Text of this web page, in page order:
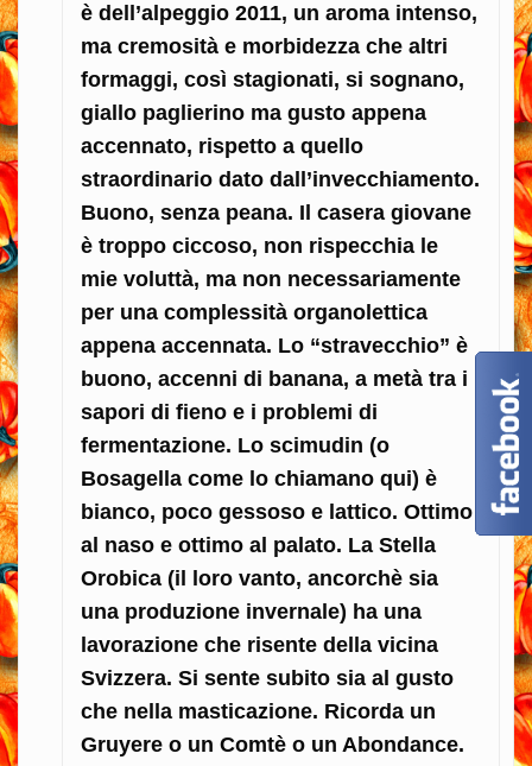
è dell’alpeggio 2011, un aroma intenso,
ma cremosità e morbidezza che altri
formaggi, così stagionati, si sognano,
giallo paglierino ma gusto appena
accennato, rispetto a quello
straordinario dato dall’invecchiamento.
Buono, senza peana. Il casera giovane
è troppo ciccoso, non rispecchia le
mie voluttà, ma non necessariamente
per una complessità organolettica
appena accennata. Lo “stravecchio” è
buono, accenni di banana, a metà tra i
sapori di fieno e i problemi di
fermentazione. Lo scimudin (o
Bosagella come lo chiamano qui) è
bianco, poco gessoso e lattico. Ottimo
al naso e ottimo al palato. La Stella
Orobica (il loro vanto, ancorchè sia
una produzione invernale) ha una
lavorazione che risente della vicina
Svizzera. Si sente subito sia al gusto
che nella masticazione. Ricorda un
Gruyere o un Comtè o un Abondance.